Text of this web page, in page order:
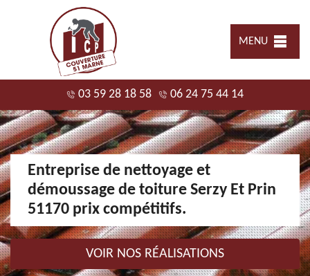
MENU
03 59 28 18 58 06 24 75 44 14
Entreprise de nettoyage et
démoussage de toiture Serzy Et Prin
51170 prix compétitifs.
VOIR NOS RÉALISATIONS